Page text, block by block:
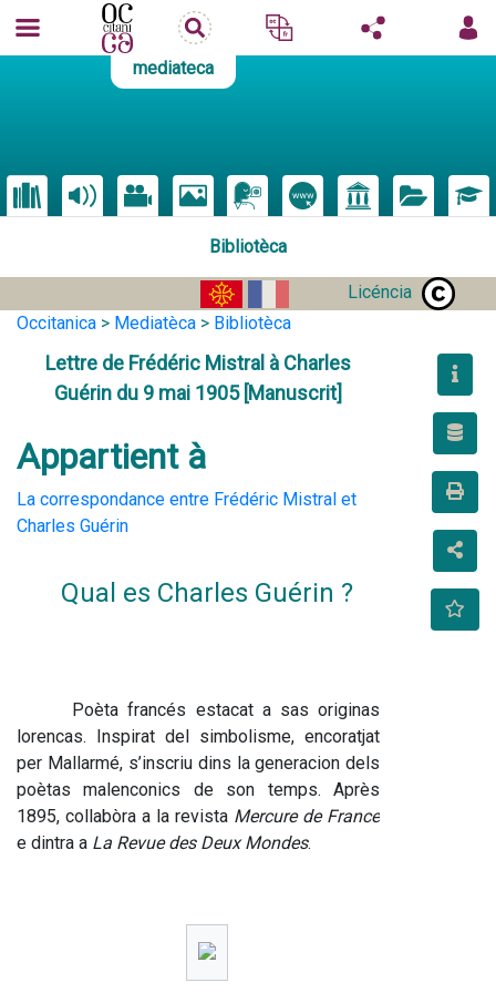
mediateca
Bibliotèca
Licéncia
Occitanica > Mediatèca > Bibliotèca
Lettre de Frédéric Mistral à Charles
Guérin du 9 mai 1905 [Manuscrit]
Appartient à
La correspondance entre Frédéric Mistral et
Charles Guérin
Qual es Charles Guérin ?
Poèta francés estacat a sas originas
lorencas. Inspirat del simbolisme, encoratjat
per Mallarmé, s’inscriu dins la generacion dels
poètas malenconics de son temps. Après
1895, collabòra a la revista Mercure de France
e dintra a La Revue des Deux Mondes.